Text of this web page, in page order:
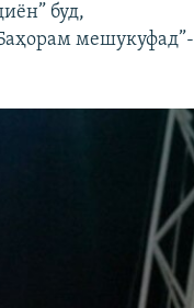
буд,
мешукуфад”-